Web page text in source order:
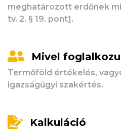
meghatározott erdőnek
tv. 2. § 19. pont].
Mivel
Termőföld értékelés,
igazságügyi szakértés.
Kalkuláció